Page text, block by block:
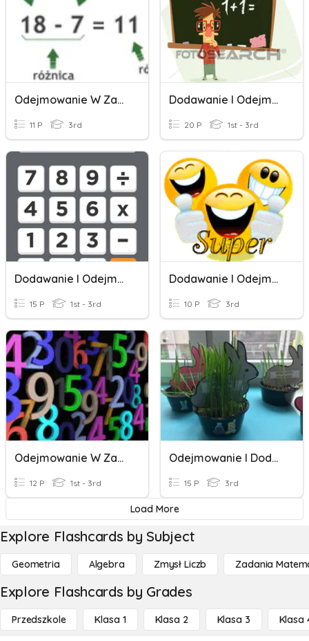
Odejmowanie W Zakresie 100
11 P 3rd
Dodawanie I Odejmowanie 20
20 P 1st - 3rd
Dodawanie I Odejmowanie -20
15 P 1st - 3rd
Dodawanie I Odejmowanie Setek
10 P 3rd
Odejmowanie W Zakresie 10
12 P 1st - 3rd
Odejmowanie I Dodawanie Ćwiczenie
15 P 3rd
Load More
Explore Flashcards by Subject
Geometria Algebra Zmysł Liczb Zadania
Explore Flashcards by Grades
Przedszkole Klasa 1 Klasa 2 Klasa 3 Klasa